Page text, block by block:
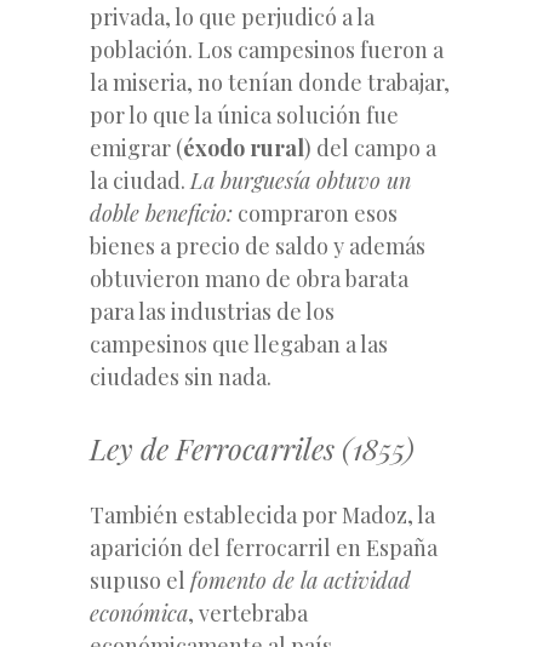
privada, lo que perjudicó a la
población. Los campesinos fueron a
la miseria, no tenían donde trabajar,
por lo que la única solución fue
emigrar (éxodo rural) del campo a
la ciudad.La burguesía obtuvo un
doble beneficio: compraron esos
bienes a precio de saldo y además
obtuvieron mano de obra barata
para las industrias de los
campesinos que llegaban a las
ciudades sin nada.
Ley de Ferrocarriles (1855)
También establecida por Madoz, la
aparición del ferrocarril en España
supuso el fomento de la actividad
económica, vertebraba